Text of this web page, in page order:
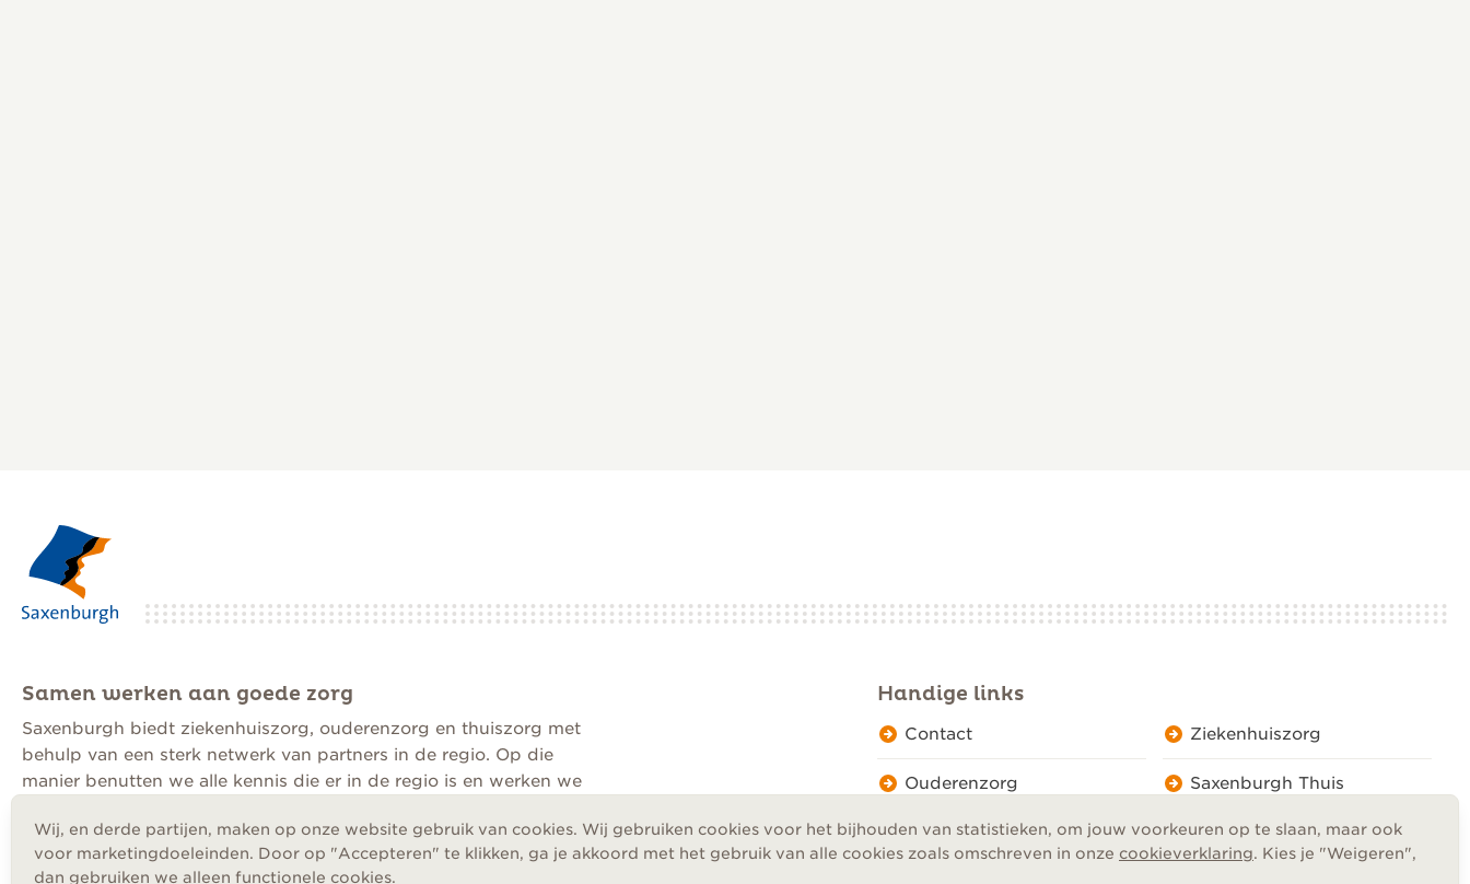
Wij, en derde partijen, maken op onze website gebruik van cookies. Wij gebruiken cookies voor het bijhouden van statistieken, om jouw voorkeuren op te slaan, maar ook
voor marketingdoeleinden. Door op "Accepteren" te klikken, ga je akkoord met het gebruik van alle cookies zoals omschreven in onze cookieverklaring. Kies je "Weigeren",
dan gebruiken we alleen functionele cookies.
Ouderenzorg
“Tijd nemen voor jou
en je gezondheid”
Samen werken aan goede zorg
Saxenburgh biedt ziekenhuiszorg, ouderenzorg en thuiszorg met
behulp van een sterk netwerk van partners in de regio. Op die
manier benutten we alle kennis die er in de regio is en werken we
Handige links
Contact Ziekenhuiszorg
Ouderenzorg Saxenburgh Thuis